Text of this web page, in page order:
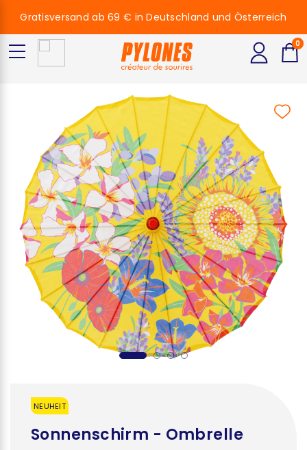
NEUHEIT
Sonnenschirm - Ombrelle
Gratisversand ab 69 € in Deutschland und Österreich
0